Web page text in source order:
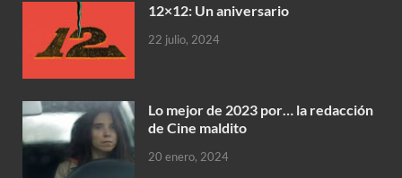
12×12: Un aniversario
22 julio, 2024
Lo mejor de 2023 por… la redacción
de Cine maldito
20 enero, 2024